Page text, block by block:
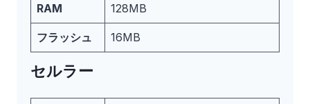
RAM 128MB
フラッシュ 16MB
セルラー